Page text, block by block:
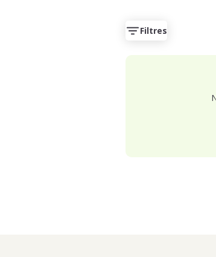
Filtres